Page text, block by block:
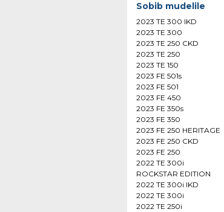
Sobib mudelile
2023 TE 300 IKD
2023 TE 300
2023 TE 250 CKD
2023 TE 250
2023 TE 150
2023 FE 501s
2023 FE 501
2023 FE 450
2023 FE 350s
2023 FE 350
2023 FE 250 HERITAGE
2023 FE 250 CKD
2023 FE 250
2022 TE 300i
ROCKSTAR EDITION
2022 TE 300i IKD
2022 TE 300i
2022 TE 250i